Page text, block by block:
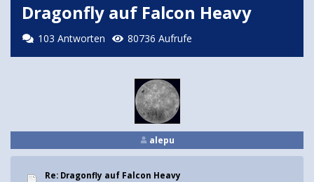
Dragonfly auf Falcon Heavy
103 Antworten 80736 Aufrufe
alepu
Re: Dragonfly auf Falcon Heavy